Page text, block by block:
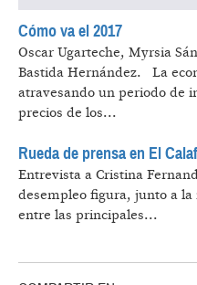
Cómo va el 2017
Oscar Ugarteche, Myrsia
Bastida Hernández. La
atravesando un periodo de
precios de los...
Rueda de prensa en El
Entrevista a Cristina
desempleo figura, junto a
entre las principales...